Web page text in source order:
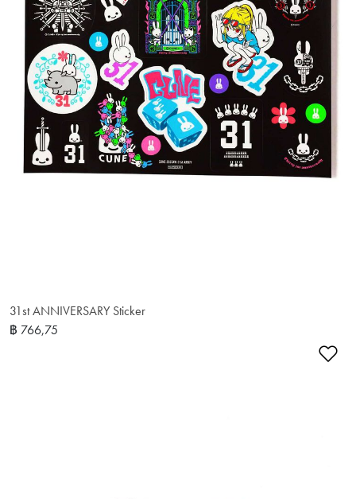
31st ANNIVERSARY Sticker
฿ 766,75
เ